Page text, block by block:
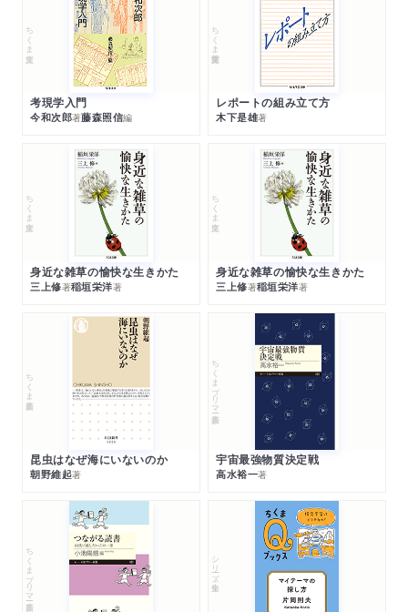
ちくま文庫
考現学入門
今和次郎著藤森照信編
ちくま学芸文庫
レポートの組み立て方
木下是雄著
ちくま文庫
身近な雑草の愉快な生きかた
三上修著稲垣栄洋著
ちくま文庫
身近な雑草の愉快な生きかた
三上修著稲垣栄洋著
ちくま新書
昆虫はなぜ海にいないのか
朝野維起著
ちくまプリマー新書
宇宙最強物質決定戦
高水裕一著
ちくまプリマー新書 シリーズ・全集